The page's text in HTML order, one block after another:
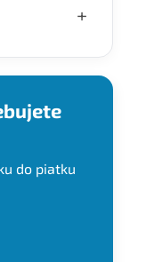
podlahy, +
dňa kedy
je treba
do piatku